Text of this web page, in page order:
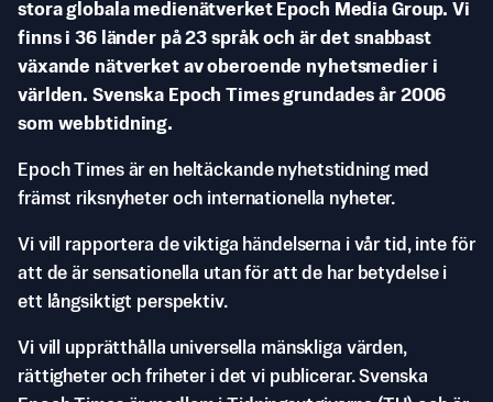
stora globala medienätverket Epoch Media Group. Vi
finns i 36 länder på 23 språk och är det snabbast
växande nätverket av oberoende nyhetsmedier i
världen. Svenska Epoch Times grundades år 2006
som webbtidning.
Epoch Times är en heltäckande nyhetstidning med
främst riksnyheter och internationella nyheter.
Vi vill rapportera de viktiga händelserna i vår tid, inte för
att de är sensationella utan för att de har betydelse i
ett långsiktigt perspektiv.
Vi vill upprätthålla universella mänskliga värden,
rättigheter och friheter i det vi publicerar. Svenska